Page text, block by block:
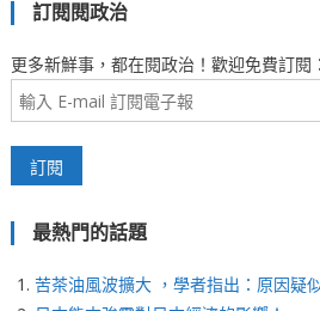
訂閱閱政治
更多新鮮事，都在閱政治！歡迎免費訂閱：
最熱門的話題
苦茶油風波擴大 ，學者指出：原因疑